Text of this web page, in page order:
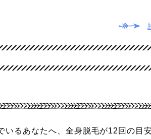
るあなたへ、全身脱毛が12回の目